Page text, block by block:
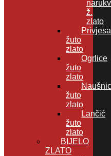
ž.
zlato
žuto
zlato
Ogrlice
žuto
zlato
žuto
zlato
Lančić
žuto
zlato
BIJELO
ZLATO